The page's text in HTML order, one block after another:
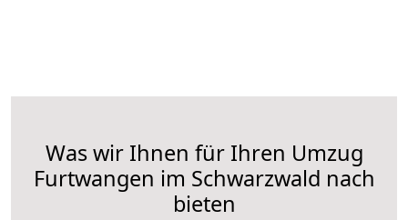
Was wir Ihnen für Ihren Umzug
Furtwangen im Schwarzwald nach
bieten